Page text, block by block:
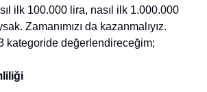
ilk 100.000 lira, nasıl ilk 1.000.000
Zamanımızı da kazanmalıyız.
kategoride değerlendireceğim;